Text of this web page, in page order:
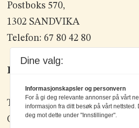
Postboks 570,
1302 SANDVIKA
Telefon: 67 80 42 80
Kontakt oss
Tlf: +47 67 80 42 80
Olav Brunborgs vei 6, 1396
Dine valg:
Informasjonskapsler og personvern
For å gi deg relevante annonser på vårt
informasjon fra ditt besøk på vårt nettsted.
deg mot dette under "Innstillinger".